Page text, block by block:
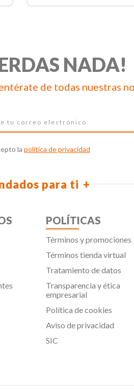
NADA!
de todas nuestras
la política de privacidad
para ti
POLÍTICAS
Términos y promociones
Términos tienda virtual
Tratamiento de datos
Transparencia y ética
empresarial
Política de cookies
Aviso de privacidad
SIC